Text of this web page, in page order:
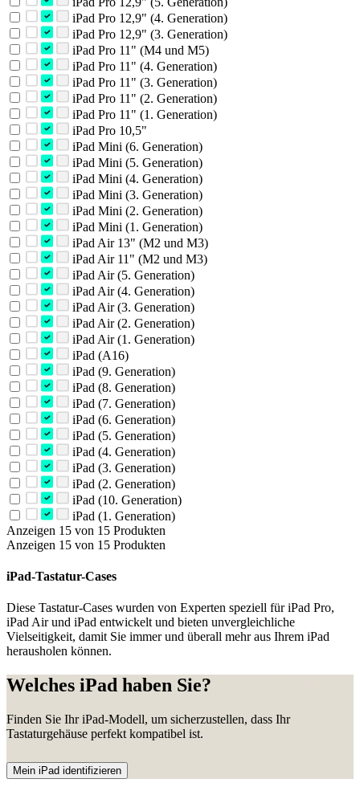
iPad Pro 12,9" (4. Generation)
iPad Pro 12,9" (3. Generation)
iPad Pro 11" (M4 und M5)
iPad Pro 11" (4. Generation)
iPad Pro 11" (3. Generation)
iPad Pro 11" (2. Generation)
iPad Pro 11" (1. Generation)
iPad Pro 10,5"
iPad Mini (6. Generation)
iPad Mini (5. Generation)
iPad Mini (4. Generation)
iPad Mini (3. Generation)
iPad Mini (2. Generation)
iPad Mini (1. Generation)
iPad Air 13" (M2 und M3)
iPad Air 11" (M2 und M3)
iPad Air (5. Generation)
iPad Air (4. Generation)
iPad Air (3. Generation)
iPad Air (2. Generation)
iPad Air (1. Generation)
iPad (A16)
iPad (9. Generation)
iPad (8. Generation)
iPad (7. Generation)
iPad (6. Generation)
iPad (5. Generation)
iPad (4. Generation)
iPad (3. Generation)
iPad (2. Generation)
iPad (10. Generation)
iPad (1. Generation)
Anzeigen 15 von 15 Produkten
Anzeigen 15 von 15 Produkten
iPad-Tastatur-Cases
Diese Tastatur-Cases wurden von Experten speziell für iPad Pro,
iPad Air und iPad entwickelt und bieten unvergleichliche
Vielseitigkeit, damit Sie immer und überall mehr aus Ihrem iPad
herausholen können.
Welches iPad haben Sie?
Finden Sie Ihr iPad-Modell, um sicherzustellen, dass Ihr
Tastaturgehäuse perfekt kompatibel ist.
Mein iPad identifizieren